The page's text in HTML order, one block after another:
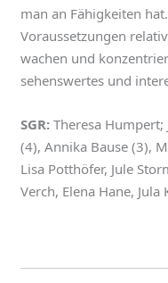
man an Fähigkeiten
Voraussetzungen
wachen und
sehenswertes und
SGR: Theresa Humpert;
(4), Annika Bause (3),
Lisa Potthöfer, Jule
Verch, Elena Hane, Jula